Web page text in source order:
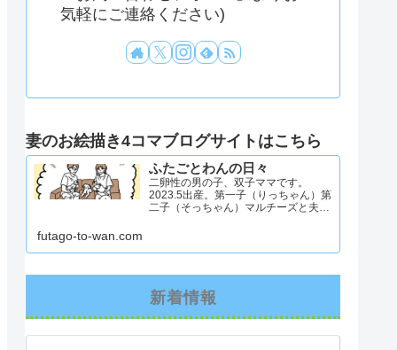
気軽にご連絡ください)
妻のお絵描き4コマブログサイトはこちら
ふたごとわんの日々
二卵性の男の子、双子ママです。
2023.5出産。第一子（りっちゃん）第
二子（そっちゃん）マルチーズと夫と
#イラスト日記
futago-to-wan.com
新着情報